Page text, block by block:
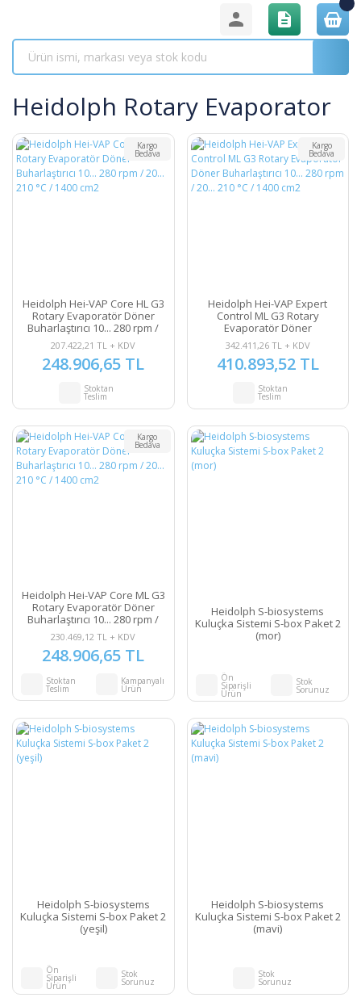
Heidolph Rotary Evaporator
Kargo
Bedava
Heidolph Hei-VAP Core HL G3
Rotary Evaporatör Döner
Buharlaştırıcı 10... 280 rpm /
20... 210 °C / 1400 cm2
207.422,21 TL + KDV
248.906,65 TL
Stoktan
Teslim
Kargo
Bedava
Heidolph Hei-VAP Expert
Control ML G3 Rotary
Evaporatör Döner
Buharlaştırıcı 10... 280 rpm /
20... 210 °C / 1400 cm2
342.411,26 TL + KDV
410.893,52 TL
Stoktan
Teslim
Kargo
Bedava
Heidolph Hei-VAP Core ML G3
Rotary Evaporatör Döner
Buharlaştırıcı 10... 280 rpm /
20... 210 °C / 1400 cm2
230.469,12 TL + KDV
248.906,65 TL
Stoktan
Teslim
Kampanyalı
Ürün
Heidolph S-biosystems
Kuluçka Sistemi S-box Paket 2
(mor)
Ön
Siparişli
Ürün
Stok
Sorunuz
Heidolph S-biosystems
Kuluçka Sistemi S-box Paket 2
(yeşil)
Ön
Siparişli
Ürün
Stok
Sorunuz
Heidolph S-biosystems
Kuluçka Sistemi S-box Paket 2
(mavi)
Stok
Sorunuz